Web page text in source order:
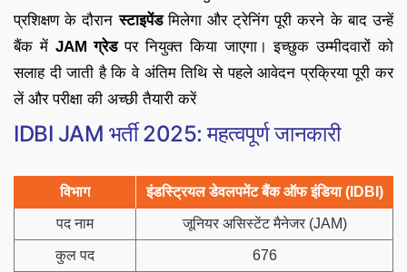
प्रशिक्षण के दौरानस्टाइपेंडमिलेगा और ट्रेनिंग पूरी करने के बाद उन्हें
बैंक में JAM ग्रेडपर नियुक्त किया जाएगा। इच्छुक उम्मीदवारों को
सलाह दी जाती है कि वे अंतिम तिथि से पहले आवेदन प्रक्रिया पूरी कर
लें और परीक्षा की अच्छी तैयारी करें
IDBI JAM भर्ती 2025: महत्वपूर्ण जानकारी
विभाग इंडस्ट्रियल डेवलपमेंट बैंक ऑफ इंडिया (IDBI)
पद नाम जूनियर असिस्टेंट मैनेजर (JAM)
कुल पद 676